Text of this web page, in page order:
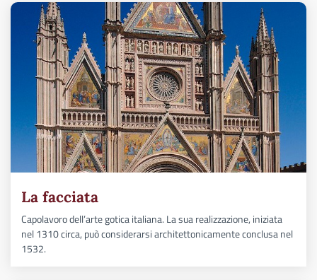
La facciata
Capolavoro dell’arte gotica italiana. La sua realizzazione, iniziata
nel 1310 circa, può considerarsi architettonicamente conclusa nel
1532.